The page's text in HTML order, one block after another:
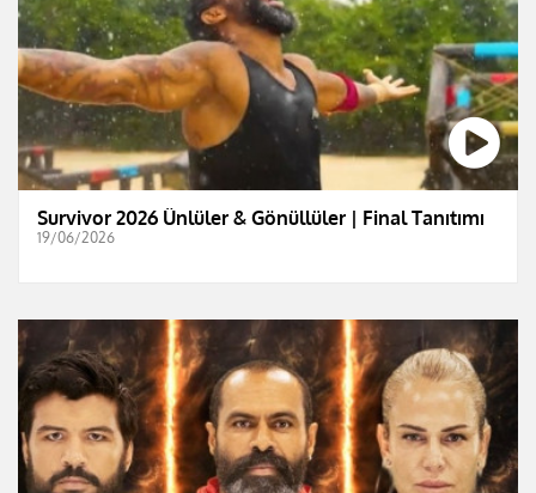
Survivor 2026 Ünlüler & Gönüllüler | Final Tanıtımı
19/06/2026